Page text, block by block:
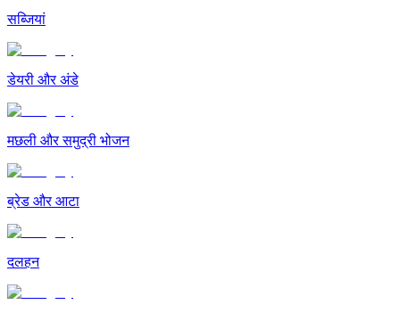
सब्जियां
डेयरी और अंडे
मछली और समुद्री भोजन
ब्रेड और आटा
दलहन